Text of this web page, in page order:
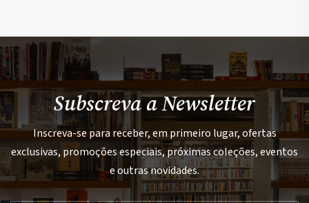
Subscreva a Newsletter
Inscreva-se para receber, em primeiro lugar, ofertas
exclusivas, promoções especiais, próximas coleções, eventos
e outras novidades.